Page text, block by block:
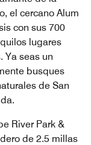
el cercano Alum
con sus 700
lugares
Ya seas un
busques
de San
River Park &
de 2.5 millas